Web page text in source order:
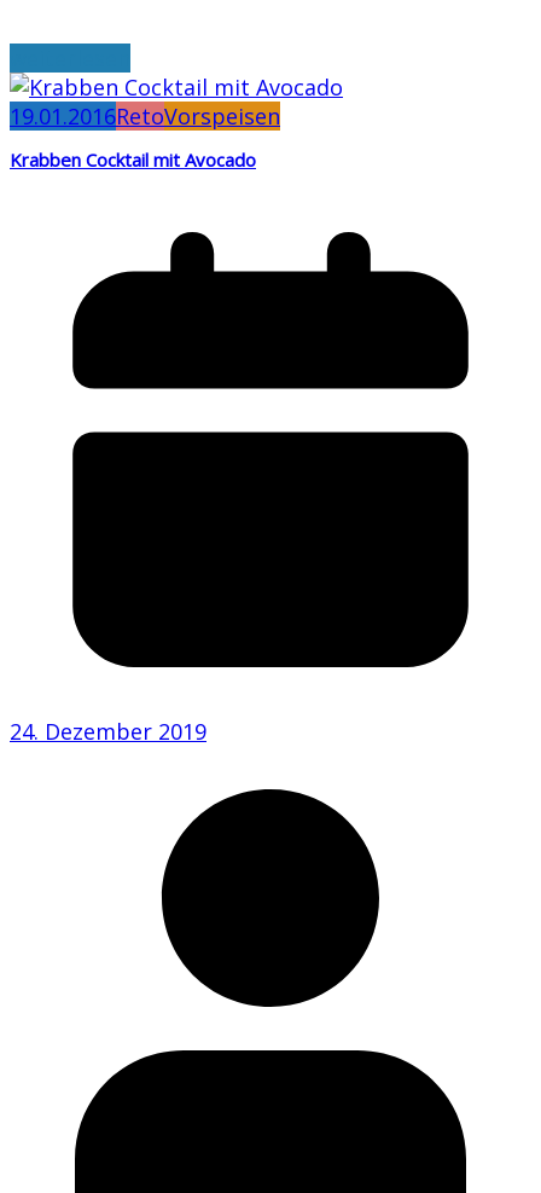
19.01.2016RetoVorspeisen
Krabben Cocktail mit Avocado
24. Dezember 2019